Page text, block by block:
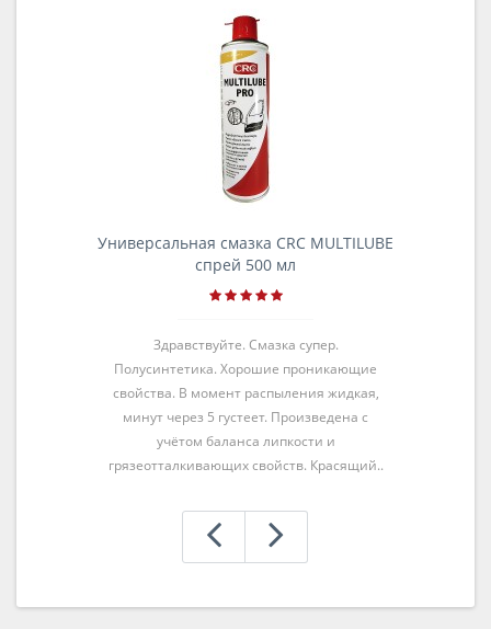
Универсальная смазка CRC MULTILUBE
спрей 500 мл
Здравствуйте. Смазка супер.
Полусинтетика. Хорошие проникающие
свойства. В момент распыления жидкая,
минут через 5 густеет. Произведена с
учётом баланса липкости и
грязеотталкивающих свойств. Красящий..